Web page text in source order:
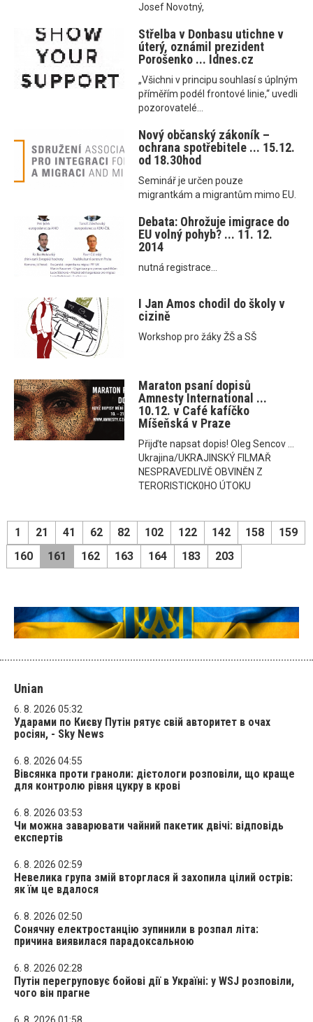
Josef Novotný,
Střelba v Donbasu utichne v
úterý, oznámil prezident
Porošenko ... Idnes.cz
„Všichni v principu souhlasí s úplným
příměřím podél frontové linie,“ uvedli
pozorovatelé...
Nový občanský zákoník –
ochrana spotřebitele ... 15.12.
od 18.30hod
Seminář je určen pouze
migrantkám a migrantům mimo EU.
Debata: Ohrožuje imigrace do
EU volný pohyb? ... 11. 12.
2014
nutná registrace...
I Jan Amos chodil do školy v
cizině
Workshop pro žáky ŽŠ a SŠ
Maraton psaní dopisů
Amnesty International ...
10.12. v Café kafíčko
Míšeňská v Praze
Přijďte napsat dopis! Oleg Sencov ...
Ukrajina/UKRAJINSKÝ FILMAŘ
NESPRAVEDLIVĚ OBVINĚN Z
TERORISTICK0HO ÚTOKU
1 21 41 62 82 102 122 142 158
159
160
161 162 163 164 183 203
Unian
6. 8. 2026 05:32
Ударами по Києву Путін рятує свій авторитет в очах
росіян, - Sky News
6. 8. 2026 04:55
Вівсянка проти граноли: дієтологи розповіли, що краще
для контролю рівня цукру в крові
6. 8. 2026 03:53
Чи можна заварювати чайний пакетик двічі: відповідь
експертів
6. 8. 2026 02:59
Невелика група змій вторглася й захопила цілий острів:
як їм це вдалося
6. 8. 2026 02:50
Сонячну електростанцію зупинили в розпал літа:
причина виявилася парадоксальною
6. 8. 2026 02:28
Путін перегруповує бойові дії в Україні: у WSJ розповіли,
чого він прагне